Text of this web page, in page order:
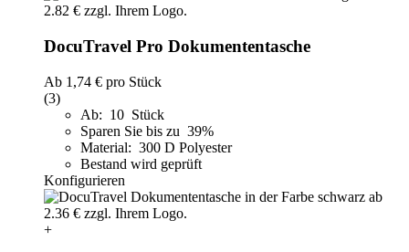
DocuTravel Pro Dokumententasche
Ab 1,74 € pro Stück
(3)
Ab: 10 Stück
Sparen Sie bis zu 39%
Material: 300 D Polyester
Bestand wird geprüft
Konfigurieren
+